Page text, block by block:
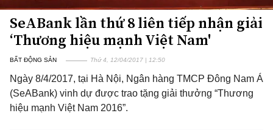
SeABank lần thứ 8 liên tiếp nhận giải
‘Thương hiệu mạnh Việt Nam'
BẤT ĐỘNG SẢN Thứ 4, 12/04/2017 | 12:50
Ngày 8/4/2017, tại Hà Nội, Ngân hàng TMCP Đông Nam Á
(SeABank) vinh dự được trao tặng giải thưởng “Thương
hiệu mạnh Việt Nam 2016”.